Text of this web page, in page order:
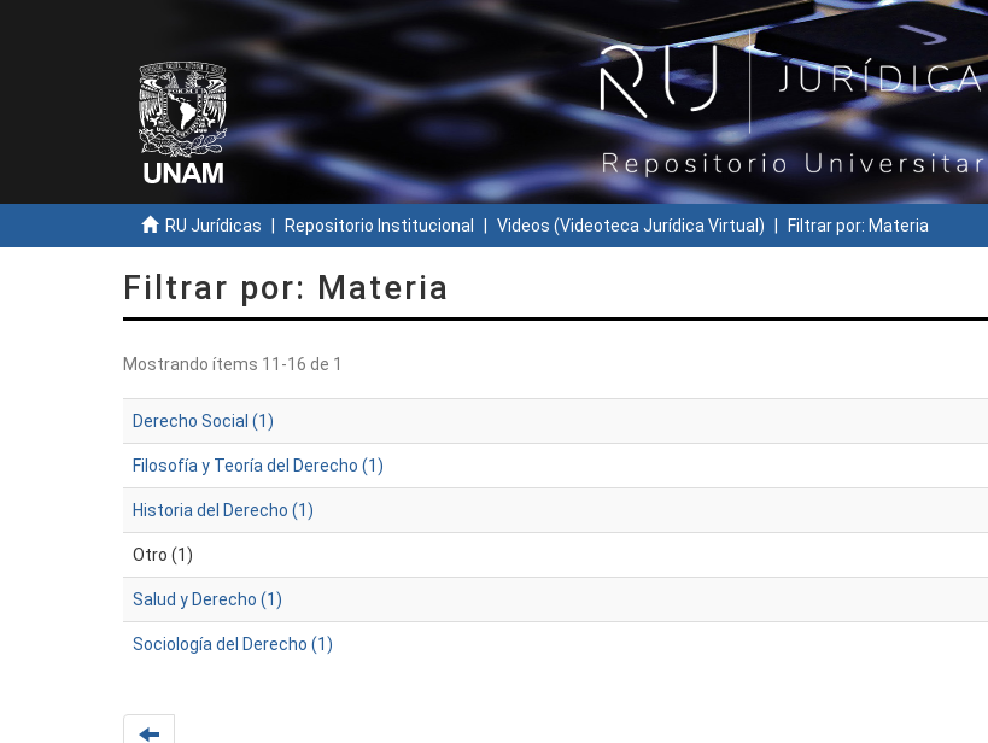
RU Jurídicas Repositorio Institucional Videos (Videoteca Jurídica Virtual) Filtrar por: Materia
Filtrar por: Materia
Mostrando ítems 11-16 de 1
Derecho Social (1)
Filosofía y Teoría del Derecho (1)
Historia del Derecho (1)
Otro (1)
Salud y Derecho (1)
Sociología del Derecho (1)